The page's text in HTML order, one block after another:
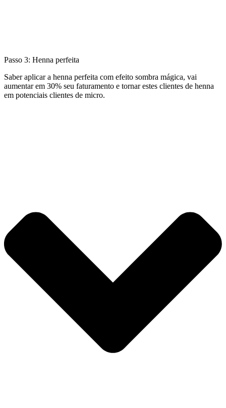
Passo 3: Henna perfeita
Saber aplicar a henna perfeita com efeito sombra mágica, vai
aumentar em 30% seu faturamento e tornar estes clientes de henna
em potenciais clientes de micro.